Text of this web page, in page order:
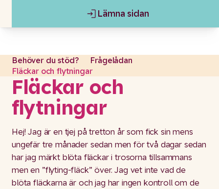
Gå till contentLämna sidan
Lämna sidan
Behöver du stöd?
Frågelådan
Fläckar och flytningar
Fläckar och
flytningar
Hej! Jag är en tjej på tretton år som fick sin mens
ungefär tre månader sedan men för två dagar sedan
har jag märkt blöta fläckar i trosorna tillsammans
men en ”flyting-fläck” över. Jag vet inte vad de
blöta fläckarna är och jag har ingen kontroll om de